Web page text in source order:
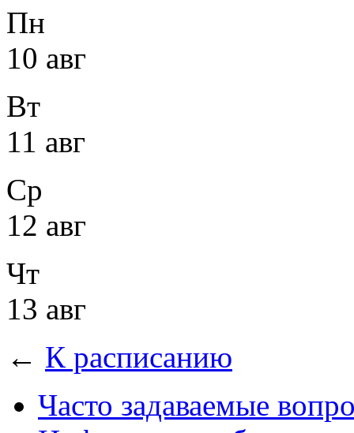
Пн
10 авг
Вт
11 авг
Ср
12 авг
Чт
13 авг
← К расписанию
Часто задаваемые